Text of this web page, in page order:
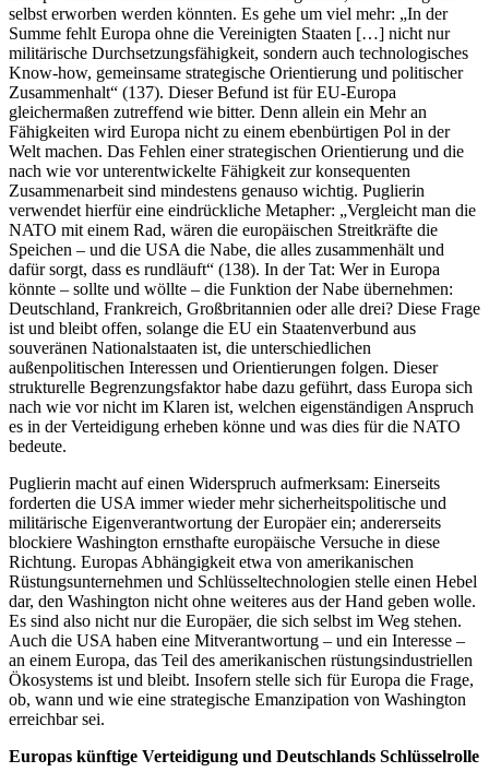
selbst erworben werden könnten. Es gehe um viel mehr: „In der
Summe fehlt Europa ohne die Vereinigten Staaten […] nicht nur
militärische Durchsetzungsfähigkeit, sondern auch technologisches
Know-how, gemeinsame strategische Orientierung und politischer
Zusammenhalt“ (137). Dieser Befund ist für EU-Europa
gleichermaßen zutreffend wie bitter. Denn allein ein Mehr an
Fähigkeiten wird Europa nicht zu einem ebenbürtigen Pol in der
Welt machen. Das Fehlen einer strategischen Orientierung und die
nach wie vor unterentwickelte Fähigkeit zur konsequenten
Zusammenarbeit sind mindestens genauso wichtig. Puglierin
verwendet hierfür eine eindrückliche Metapher: „Vergleicht man die
NATO mit einem Rad, wären die europäischen Streitkräfte die
Speichen – und die USA die Nabe, die alles zusammenhält und
dafür sorgt, dass es rundläuft“ (138). In der Tat: Wer in Europa
könnte – sollte und wöllte – die Funktion der Nabe übernehmen:
Deutschland, Frankreich, Großbritannien oder alle drei? Diese Frage
ist und bleibt offen, solange die EU ein Staatenverbund aus
souveränen Nationalstaaten ist, die unterschiedlichen
außenpolitischen Interessen und Orientierungen folgen. Dieser
strukturelle Begrenzungsfaktor habe dazu geführt, dass Europa sich
nach wie vor nicht im Klaren ist, welchen eigenständigen Anspruch
es in der Verteidigung erheben könne und was dies für die NATO
bedeute.
Puglierin macht auf einen Widerspruch aufmerksam: Einerseits
forderten die USA immer wieder mehr sicherheitspolitische und
militärische Eigenverantwortung der Europäer ein; andererseits
blockiere Washington ernsthafte europäische Versuche in diese
Richtung. Europas Abhängigkeit etwa von amerikanischen
Rüstungsunternehmen und Schlüsseltechnologien stelle einen Hebel
dar, den Washington nicht ohne weiteres aus der Hand geben wolle.
Es sind also nicht nur die Europäer, die sich selbst im Weg stehen.
Auch die USA haben eine Mitverantwortung – und ein Interesse –
an einem Europa, das Teil des amerikanischen rüstungsindustriellen
Ökosystems ist und bleibt. Insofern stelle sich für Europa die Frage,
ob, wann und wie eine strategische Emanzipation von Washington
erreichbar sei.
Europas künftige Verteidigung und Deutschlands Schlüsselrolle